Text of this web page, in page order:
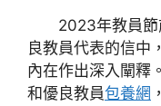
2023年教員
良教員代表的信中
內在作出深入闡釋
和優良教員包養網